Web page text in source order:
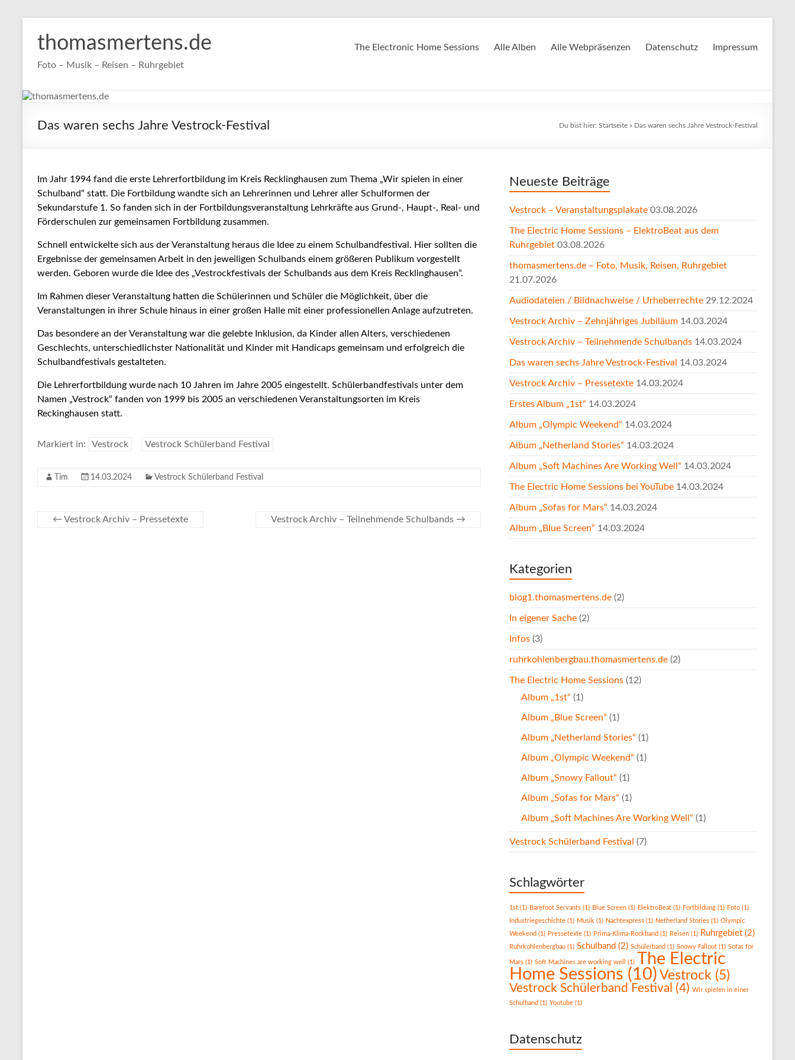
Inhalt
springen
thomasmertens.de
Foto – Musik – Reisen – Ruhrgebiet
The Electronic Home Sessions Alle Alben Alle Webpräsenzen Datenschutz Impressum
Das waren sechs Jahre Vestrock-Festival Du bist hier: Startseite » Das waren sechs Jahre Vestrock-Festival
Im Jahr 1994 fand die erste Lehrerfortbildung im Kreis Recklinghausen zum Thema „Wir spielen in einer
Schulband“ statt. Die Fortbildung wandte sich an Lehrerinnen und Lehrer aller Schulformen der
Sekundarstufe 1. So fanden sich in der Fortbildungsveranstaltung Lehrkräfte aus Grund-, Haupt-, Real- und
Förderschulen zur gemeinsamen Fortbildung zusammen.
Schnell entwickelte sich aus der Veranstaltung heraus die Idee zu einem Schulbandfestival. Hier sollten die
Ergebnisse der gemeinsamen Arbeit in den jeweiligen Schulbands einem größeren Publikum vorgestellt
werden. Geboren wurde die Idee des „Vestrockfestivals der Schulbands aus dem Kreis Recklinghausen“.
Im Rahmen dieser Veranstaltung hatten die Schülerinnen und Schüler die Möglichkeit, über die
Veranstaltungen in ihrer Schule hinaus in einer großen Halle mit einer professionellen Anlage aufzutreten.
Das besondere an der Veranstaltung war die gelebte Inklusion, da Kinder allen Alters, verschiedenen
Geschlechts, unterschiedlichster Nationalität und Kinder mit Handicaps gemeinsam und erfolgreich die
Schulbandfestivals gestalteten.
Die Lehrerfortbildung wurde nach 10 Jahren im Jahre 2005 eingestellt. Schülerbandfestivals unter dem
Namen „Vestrock“ fanden von 1999 bis 2005 an verschiedenen Veranstaltungsorten im Kreis
Reckinghausen statt.
Markiert in: Vestrock Vestrock Schülerband Festival
Tim 14.03.2024 Vestrock Schülerband Festival
← Vestrock Archiv – Pressetexte Vestrock Archiv – Teilnehmende Schulbands →
Neueste Beiträge
Vestrock – Veranstaltungsplakate 03.08.2026
The Electric Home Sessions – ElektroBeat aus dem
Ruhrgebiet 03.08.2026
thomasmertens.de – Foto, Musik, Reisen, Ruhrgebiet
21.07.2026
Audiodateien / Bildnachweise / Urheberrechte 29.12.2024
Vestrock Archiv – Zehnjähriges Jubiläum 14.03.2024
Vestrock Archiv – Teilnehmende Schulbands 14.03.2024
Das waren sechs Jahre Vestrock-Festival 14.03.2024
Vestrock Archiv – Pressetexte 14.03.2024
Erstes Album „1st“ 14.03.2024
Album „Olympic Weekend“ 14.03.2024
Album „Netherland Stories“ 14.03.2024
Album „Soft Machines Are Working Well“ 14.03.2024
The Electric Home Sessions bei YouTube 14.03.2024
Album „Sofas for Mars“ 14.03.2024
Album „Blue Screen“ 14.03.2024
Kategorien
blog1.thomasmertens.de (2)
In eigener Sache (2)
Infos (3)
ruhrkohlenbergbau.thomasmertens.de (2)
The Electric Home Sessions (12)
Album „1st“ (1)
Album „Blue Screen“ (1)
Album „Netherland Stories“ (1)
Album „Olympic Weekend“ (1)
Album „Snowy Fallout“ (1)
Album „Sofas for Mars“ (1)
Album „Soft Machines Are Working Well“ (1)
Vestrock Schülerband Festival (7)
Schlagwörter
1st (1) Barefoot Servants (1) Blue Screen (1) ElektroBeat (1) Fortbildung (1) Foto (1)
Industriegeschichte (1) Musik (1) Nachtexpress (1) Netherland Stories (1) Olympic
Weekend (1) Pressetexte (1) Prima-Klima-Rockband (1) Reisen (1) Ruhrgebiet (2)
Ruhrkohlenbergbau (1) Schulband (2) Schülerband (1) Snowy Fallout (1) Sofas for
Mars (1) Soft Machines are working well (1) The Electric
Home Sessions (10) Vestrock (5)
Vestrock Schülerband Festival (4) Wir spielen in einer
Schulband (1) Youtube (1)
Datenschutz